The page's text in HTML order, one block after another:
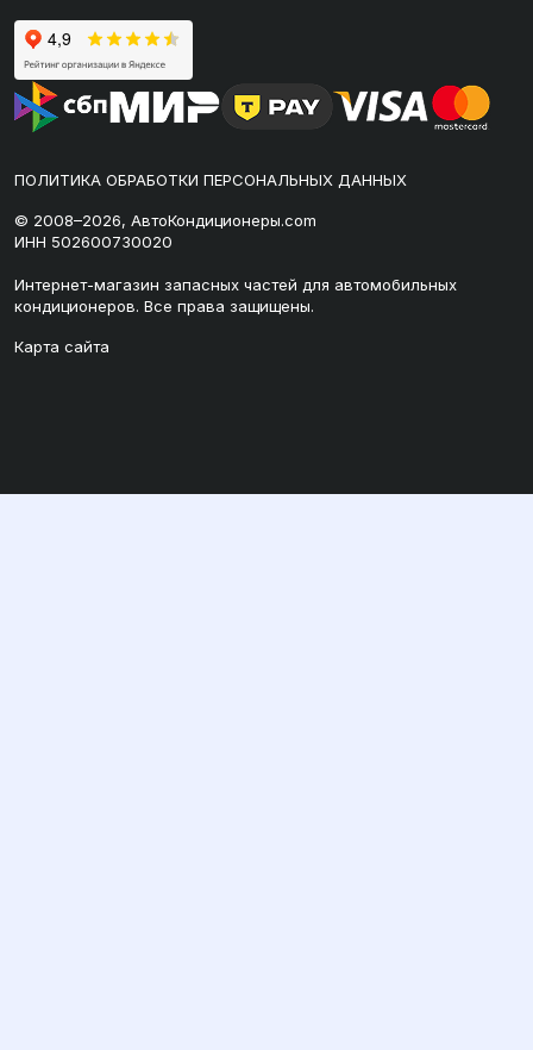
ПОЛИТИКА ОБРАБОТКИ ПЕРСОНАЛЬНЫХ ДАННЫХ
© 2008–2026, АвтоКондиционеры.com
ИНН 502600730020
Интернет-магазин запасных частей для автомобильных
кондиционеров. Все права защищены.
Карта сайта